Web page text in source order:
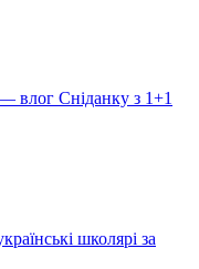
влог Сніданку з 1+1
школярі за